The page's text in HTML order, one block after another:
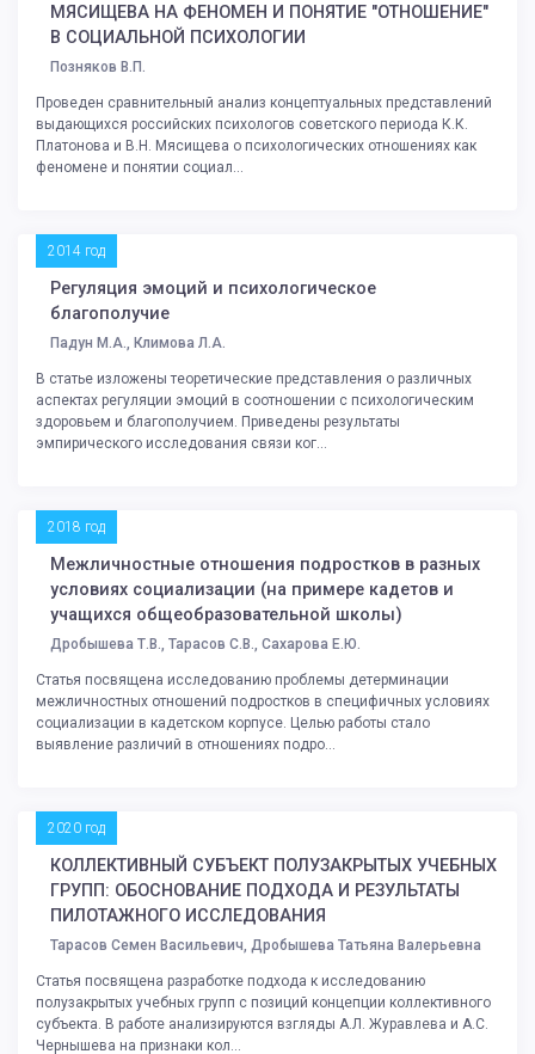
МЯСИЩЕВА НА ФЕНОМЕН И ПОНЯТИЕ "ОТНОШЕНИЕ"
В СОЦИАЛЬНОЙ ПСИХОЛОГИИ
Позняков В.П.
Проведен сравнительный анализ концептуальных представлений
выдающихся российских психологов советского периода К.К.
Платонова и В.Н. Мясищева о психологических отношениях как
феномене и понятии социал...
2014 год
Регуляция эмоций и психологическое
благополучие
Падун М.А., Климова Л.А.
В статье изложены теоретические представления о различных
аспектах регуляции эмоций в соотношении с психологическим
здоровьем и благополучием. Приведены результаты
эмпирического исследования связи ког...
2018 год
Межличностные отношения подростков в разных
условиях социализации (на примере кадетов и
учащихся общеобразовательной школы)
Дробышева Т.В., Тарасов С.В., Сахарова Е.Ю.
Статья посвящена исследованию проблемы детерминации
межличностных отношений подростков в специфичных условиях
социализации в кадетском корпусе. Целью работы стало
выявление различий в отношениях подро...
2020 год
КОЛЛЕКТИВНЫЙ СУБЪЕКТ ПОЛУЗАКРЫТЫХ УЧЕБНЫХ
ГРУПП: ОБОСНОВАНИЕ ПОДХОДА И РЕЗУЛЬТАТЫ
ПИЛОТАЖНОГО ИССЛЕДОВАНИЯ
Тарасов Семен Васильевич, Дробышева Татьяна Валерьевна
Статья посвящена разработке подхода к исследованию
полузакрытых учебных групп с позиций концепции коллективного
субъекта. В работе анализируются взгляды А.Л. Журавлева и А.С.
Чернышева на признаки кол...